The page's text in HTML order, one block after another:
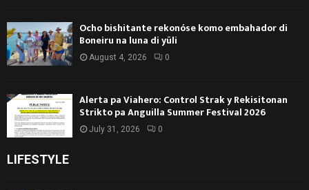
Ocho bishitante rekonóse komo embahador di
Boneiru na luna di yüli
August 4, 2026 0
Alerta pa Viahero: Control Strak y Rekisitonan
Strikto pa Anguilla Summer Festival 2026
July 31, 2026 0
LIFESTYLE